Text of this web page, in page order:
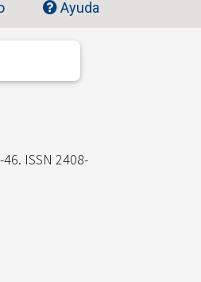
Ayuda
ISSN 2408-